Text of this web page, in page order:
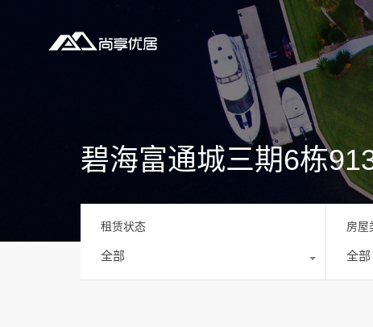
碧海富通城三期6栋
租赁状态
全部
房屋
全部